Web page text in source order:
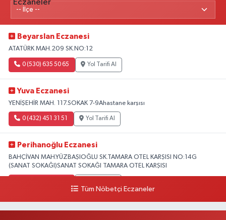
Beyarslan Eczanesi
ATATÜRK MAH.209 SK.NO:12
0 (530) 635 50 65 Yol Tarifi Al
Yuva Eczanesi
YENİŞEHİR MAH. 117.SOKAK 7-9Ahastane karşısı
0 (432) 451 31 51 Yol Tarifi Al
Perihanoğlu Eczanesi
BAHÇİVAN MAH.YÜZBAŞIOĞLU SK.TAMARA OTEL KARŞISI NO:14G
(SANAT SOKAĞI)SANAT SOKAĞI TAMARA OTEL KARŞISI
Tüm Nöbetçi Eczaneler